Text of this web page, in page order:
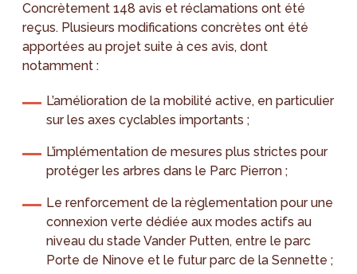
Concrètement 148 avis et réclamations ont été
reçus. Plusieurs modifications concrètes ont été
apportées au projet suite à ces avis, dont
notamment :
L’amélioration de la mobilité active, en particulier
sur les axes cyclables importants ;
L’implémentation de mesures plus strictes pour
protéger les arbres dans le Parc Pierron ;
Le renforcement de la règlementation pour une
connexion verte dédiée aux modes actifs au
niveau du stade Vander Putten, entre le parc
Porte de Ninove et le futur parc de la Sennette ;